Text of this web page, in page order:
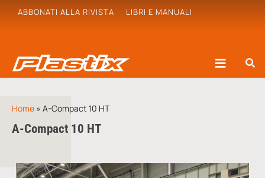
ABBONATI ALLA RIVISTA LIBRI E MANUALI
Home » A-Compact 10 HT
A-Compact 10 HT